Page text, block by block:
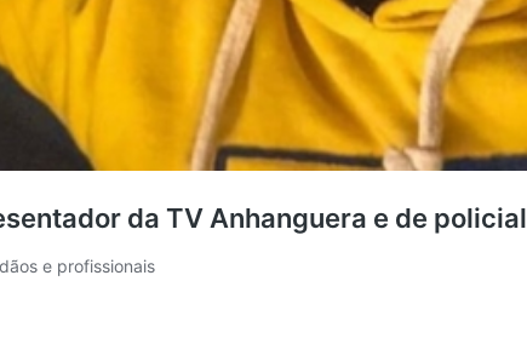
da TV Anhanguera e de policial
e profissionais